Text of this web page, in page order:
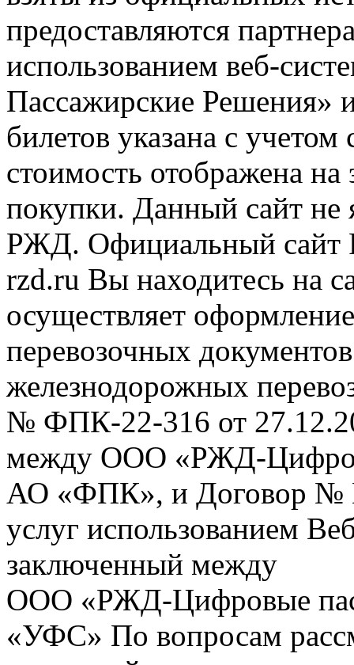
предоставляются
использованием веб-
Пассажирские
билетов указана с
стоимость отображена
покупки. Данный сайт не
РЖД. Официальный сайт
rzd.ru Вы находитесь на
осуществляет
перевозочных
железнодорожных
№ ФПК-22-316 от
между ООО «РЖД-
АО «ФПК», и Договор №
услуг использованием
заключенный между
ООО «РЖД-Цифровые
«УФС» По вопросам